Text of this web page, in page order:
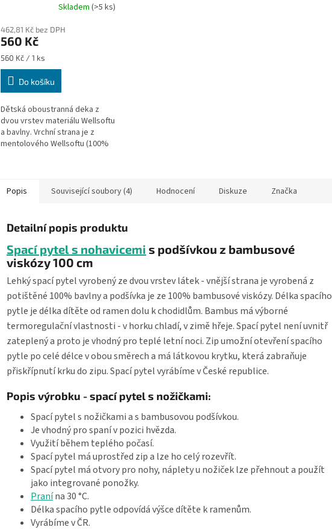
Skladem (>5 ks)
462,81 Kč bez DPH
560 Kč
Měrná
cena:
560 Kč / 1 ks
Do košíku
Dětská oboustranná deka z
dvou vrstev materiálu Wellsoftu
a bavlny. Vrchní strana je z
mentolového Wellsoftu (100%
Popis Související soubory (4) Hodnocení Diskuze Značka
Detailní popis produktu
Spací pytel s nohavicemi s podšívkou z bambusové
viskózy 100 cm
Lehký spací pytel vyrobený ze dvou vrstev látek - vnější strana je vyrobená z
potištěné 100% bavlny a podšívka je ze 100% bambusové viskózy. Délka spacího
pytle je délka dítěte od ramen dolu k chodidlům. Bambus má výborné
termoregulační vlastnosti - v horku chladí, v zimě hřeje. Spací pytel není uvnitř
zateplený a proto je vhodný pro teplé letní noci. Zip umožní otevření spacího
pytle po celé délce v obou směrech a má látkovou krytku, která zabraňuje
přiskřípnutí krku do zipu. Spací pytel vyrábíme v České republice.
Popis výrobku - spací pytel s nožičkami:
Spací pytel s nožičkami a s bambusovou podšívkou.
Je vhodný pro spaní v pozici hvězda.
Využití během teplého počasí.
Spací pytel má uprostřed zip a lze ho celý rozevřít.
Spací pytel má otvory pro nohy, náplety u nožiček lze přehnout a použít
jako integrované ponožky.
Pranína 30 °C.
Délka spacího pytle odpovídá výšce dítěte k ramenům.
Vyrábíme v ČR.